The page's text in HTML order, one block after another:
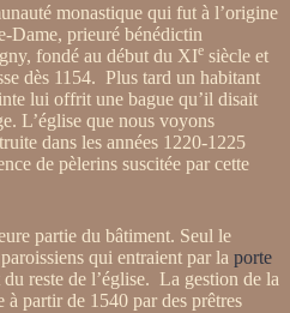
monastique qui fut à l’origine
Dame, prieuré bénédictin
fondé au début du XIe siècle et
dès 1154. Plus tard un habitant
lui offrit une bague qu’il disait
L’église que nous voyons
dans les années 1220-1225
de pèlerins suscitée par cette
partie du bâtiment. Seul le
qui entraient par la porte
du reste de l’église. La gestion de la
à partir de 1540 par des prêtres